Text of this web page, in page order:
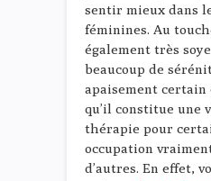
sentir mieux dans
féminines. Au
également très
beaucoup de
apaisement certain
qu’il constitue une
thérapie pour
occupation
d’autres. En effet,